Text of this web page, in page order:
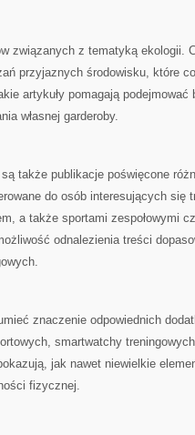
związanych z tematyką ekologii.
przyjaznych środowisku, które
artykuły pomagają podejmować
własnej garderoby.
także publikacje poświęcone
do osób interesujących się
a także sportami zespołowymi
odnalezienia treści
znaczenie odpowiednich
smartwatchy
jak nawet niewielkie
fizycznej.